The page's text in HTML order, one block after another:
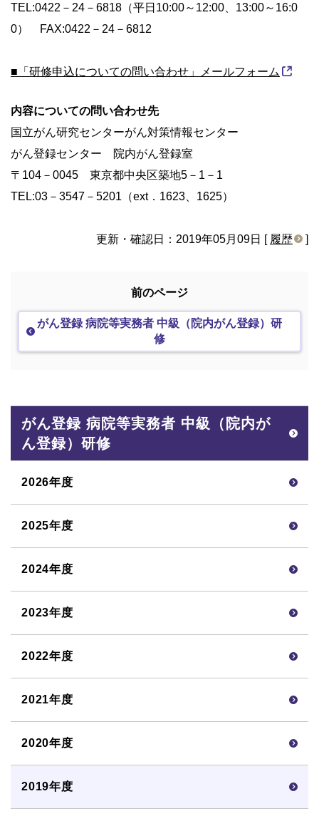
TEL:0422－24－6818（平日10:00～12:00、13:00～16:0
0） FAX:0422－24－6812
■「研修申込についての問い合わせ」メールフォーム
内容についての問い合わせ先
国立がん研究センターがん対策情報センター
がん登録センター 院内がん登録室
〒104－0045 東京都中央区築地5－1－1
TEL:03－3547－5201（ext．1623、1625）
更新・確認日：2019年05月09日 [ 履歴 ]
前のページ
がん登録 病院等実務者 中級（院内がん登録）研
修
がん登録 病院等実務者 中級（院内が
ん登録）研修
2026年度
2025年度
2024年度
2023年度
2022年度
2021年度
2020年度
2019年度